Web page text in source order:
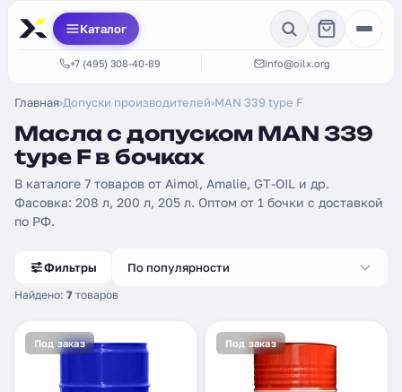
Каталог
+7 (495) 308-40-89 info@oilx.org
Главная›Допуски производителей›MAN 339 type F
Масла с допуском MAN 339
type F в бочках
В каталоге 7 товаров от Aimol, Amalie, GT-OIL и др.
Фасовка: 208 л, 200 л, 205 л. Оптом от 1 бочки с доставкой
по РФ.
Фильтры
Найдено: 7 товаров
По популярности
Под заказ Под заказ